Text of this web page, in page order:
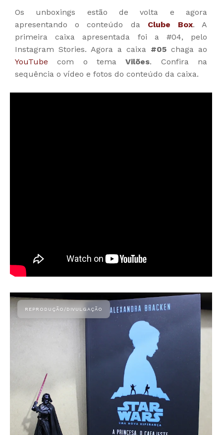
Os unboxings estão de volta e agora
apresentando o conteúdo da Clube Box. A
primeira caixa apresentada foi a #04, pelo
Instagram Stories. Agora a caixa #05 chaga ao
YouTube com o temaVilões. Confira na
sequência o vídeo e fotos do conteúdo da caixa.